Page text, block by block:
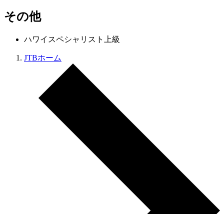
その他
ハワイスペシャリスト上級
JTBホーム